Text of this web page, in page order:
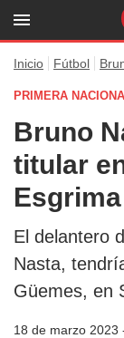
Inicio Fútbol
PRIMERA
Bruno
titular
Esgrima
El delantero
Nasta,
Güemes, en
18 de marzo 2023